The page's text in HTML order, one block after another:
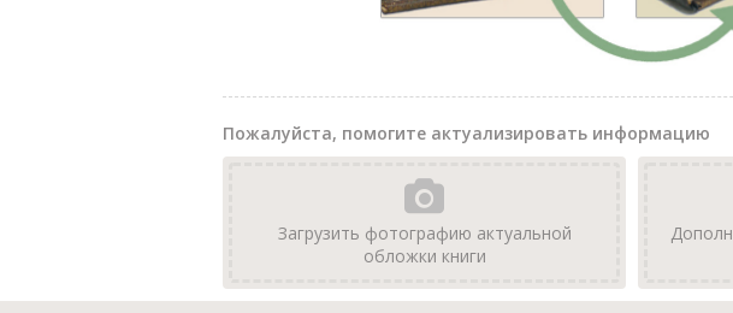
Пожалуйста, помогите актуализировать информацию
Загрузить фотографию актуальной
обложки книги